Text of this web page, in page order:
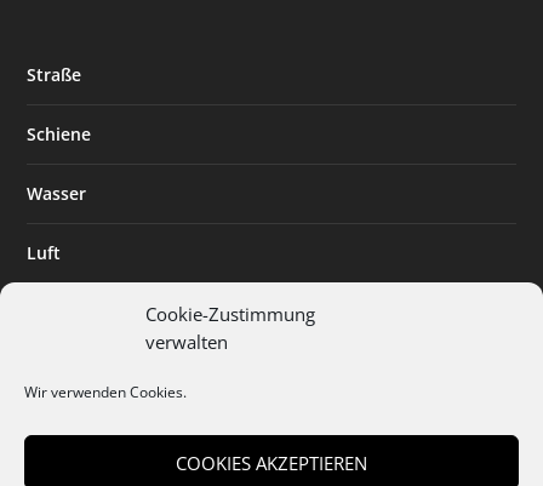
Cookie-Zustimmung
verwalten
Wir verwenden Cookies.
COOKIES AKZEPTIEREN
Straße
Schiene
Wasser
Luft
Digitalisierung